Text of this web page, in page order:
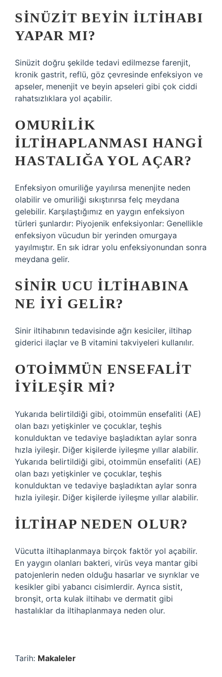
SINÜZIT BEYIN ILTIHABI
YAPAR MI?
Sinüzit doğru şekilde tedavi edilmezse farenjit,
kronik gastrit, reflü, göz çevresinde enfeksiyon ve
apseler, menenjit ve beyin apseleri gibi çok ciddi
rahatsızlıklara yol açabilir.
OMURILIK
ILTIHAPLANMASI HANGI
HASTALIĞA YOL AÇAR?
Enfeksiyon omuriliğe yayılırsa menenjite neden
olabilir ve omuriliği sıkıştırırsa felç meydana
gelebilir. Karşılaştığımız en yaygın enfeksiyon
türleri şunlardır: Piyojenik enfeksiyonlar: Genellikle
enfeksiyon vücudun bir yerinden omurgaya
yayılmıştır. En sık idrar yolu enfeksiyonundan sonra
meydana gelir.
SINIR UCU ILTIHABINA
NE IYI GELIR?
Sinir iltihabının tedavisinde ağrı kesiciler, iltihap
giderici ilaçlar ve B vitamini takviyeleri kullanılır.
OTOIMMÜN ENSEFALIT
IYILEŞIR MI?
Yukarıda belirtildiği gibi, otoimmün ensefaliti (AE)
olan bazı yetişkinler ve çocuklar, teşhis
konulduktan ve tedaviye başladıktan aylar sonra
hızla iyileşir. Diğer kişilerde iyileşme yıllar alabilir.
Yukarıda belirtildiği gibi, otoimmün ensefaliti (AE)
olan bazı yetişkinler ve çocuklar, teşhis
konulduktan ve tedaviye başladıktan aylar sonra
hızla iyileşir. Diğer kişilerde iyileşme yıllar alabilir.
İLTIHAP NEDEN OLUR?
Vücutta iltihaplanmaya birçok faktör yol açabilir.
En yaygın olanları bakteri, virüs veya mantar gibi
patojenlerin neden olduğu hasarlar ve sıyrıklar ve
kesikler gibi yabancı cisimlerdir. Ayrıca sistit,
bronşit, orta kulak iltihabı ve dermatit gibi
hastalıklar da iltihaplanmaya neden olur.
Tarih: Makaleler